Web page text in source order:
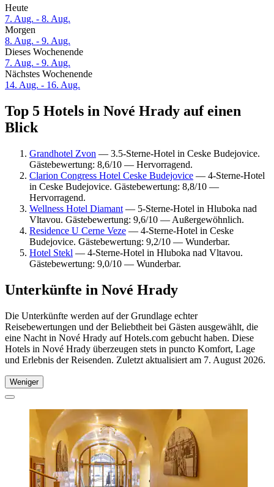
Heute
7. Aug. - 8. Aug.
Morgen
8. Aug. - 9. Aug.
Dieses Wochenende
7. Aug. - 9. Aug.
Nächstes Wochenende
14. Aug. - 16. Aug.
Top 5 Hotels in Nové Hrady auf einen
Blick
Grandhotel Zvon — 3.5-Sterne-Hotel in Ceske Budejovice.
Gästebewertung: 8,6/10 — Hervorragend.
Clarion Congress Hotel Ceske Budejovice — 4-Sterne-Hotel
in Ceske Budejovice. Gästebewertung: 8,8/10 —
Hervorragend.
Wellness Hotel Diamant — 5-Sterne-Hotel in Hluboka nad
Vltavou. Gästebewertung: 9,6/10 — Außergewöhnlich.
Residence U Cerne Veze — 4-Sterne-Hotel in Ceske
Budejovice. Gästebewertung: 9,2/10 — Wunderbar.
Hotel Stekl — 4-Sterne-Hotel in Hluboka nad Vltavou.
Gästebewertung: 9,0/10 — Wunderbar.
Unterkünfte in Nové Hrady
Die Unterkünfte werden auf der Grundlage echter
Reisebewertungen und der Beliebtheit bei Gästen ausgewählt, die
eine Nacht in Nové Hrady auf Hotels.com gebucht haben. Diese
Hotels in Nové Hrady überzeugen stets in puncto Komfort, Lage
und Erlebnis der Reisenden. Zuletzt aktualisiert am 7. August 2026.
Weniger